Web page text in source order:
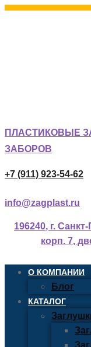
ПЛАСТИКОВЫЕ
ЗАБОРОВ
+7 (911) 923-54-62
info@zagplast.ru
196240, г.
корп. 7,
О КОМПАНИИ
Блог
КАТАЛОГ